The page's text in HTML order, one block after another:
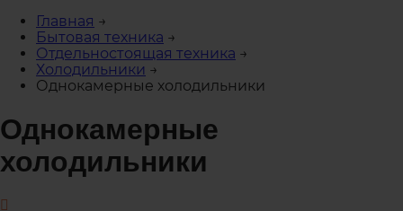
Главная →
Бытовая техника →
Отдельностоящая техника →
Холодильники →
Однокамерные холодильники
Однокамерные
холодильники